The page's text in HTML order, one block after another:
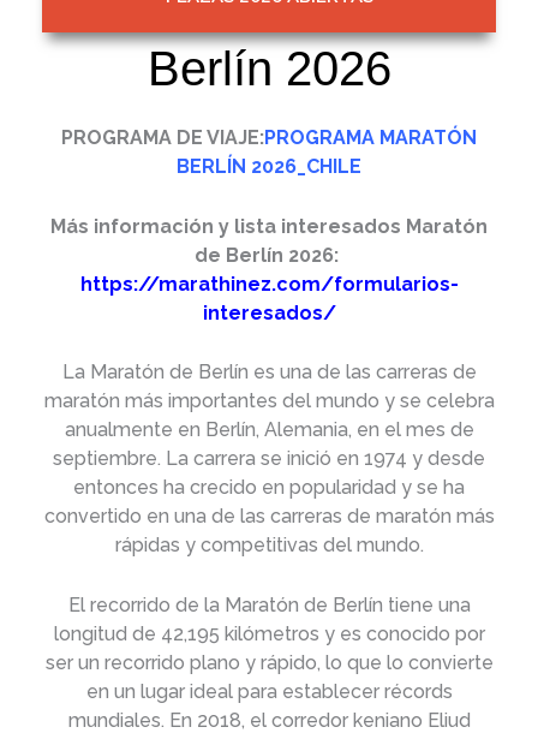
Berlín 2026
PROGRAMA DE VIAJE:PROGRAMA MARATÓN
BERLÍN 2026_CHILE
Más información y lista interesados Maratón
de Berlín 2026:
https://marathinez.com/formularios-
interesados/
La Maratón de Berlín es una de las carreras de
maratón más importantes del mundo y se celebra
anualmente en Berlín, Alemania, en el mes de
septiembre. La carrera se inició en 1974 y desde
entonces ha crecido en popularidad y se ha
convertido en una de las carreras de maratón más
rápidas y competitivas del mundo.
El recorrido de la Maratón de Berlín tiene una
longitud de 42,195 kilómetros y es conocido por
ser un recorrido plano y rápido, lo que lo convierte
en un lugar ideal para establecer récords
mundiales. En 2018, el corredor keniano Eliud